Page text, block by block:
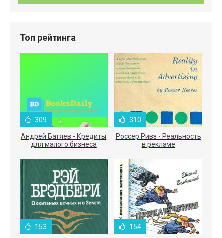
Топ рейтинга
309
Андрей Батяев - Кредиты
для малого бизнеса
310
Россер Ривз - Реальность
в рекламе
153 154